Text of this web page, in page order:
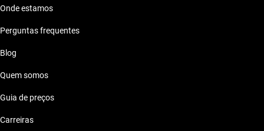
Onde estamos
Perguntas frequentes
Blog
Quem somos
Guia de preços
Carreiras